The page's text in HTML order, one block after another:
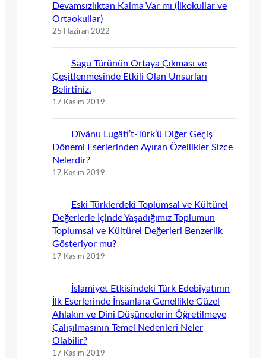
Devamsızlıktan Kalma Var mı (İlkokullar ve
Ortaokullar)
25 Haziran 2022
Sagu Türünün Ortaya Çıkması ve
Çeşitlenmesinde Etkili Olan Unsurları
Belirtiniz.
17 Kasım 2019
Dîvânu Lugâti’t-Türk’ü Diğer Geçiş
Dönemi Eserlerinden Ayıran Özellikler Sizce
Nelerdir?
17 Kasım 2019
Eski Türklerdeki Toplumsal ve Kültürel
Değerlerle İçinde Yaşadığımız Toplumun
Toplumsal ve Kültürel Değerleri Benzerlik
Gösteriyor mu?
17 Kasım 2019
İslamiyet Etkisindeki Türk Edebiyatının
İlk Eserlerinde İnsanlara Genellikle Güzel
Ahlakın ve Dinî Düşüncelerin Öğretilmeye
Çalışılmasının Temel Nedenleri Neler
Olabilir?
17 Kasım 2019